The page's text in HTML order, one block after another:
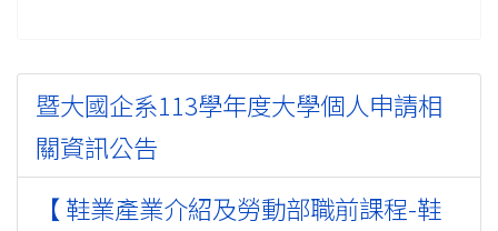
暨大國企系113學年度大學個人申請相
關資訊公告
【 鞋業產業介紹及勞動部職前課程-鞋